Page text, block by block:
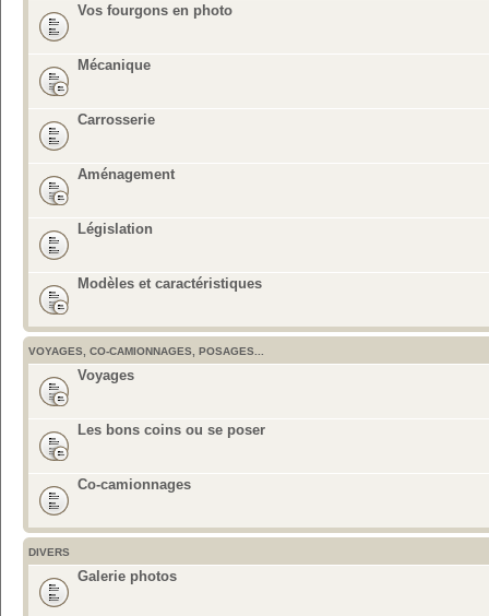
Vos fourgons en photo
Mécanique
Carrosserie
Aménagement
Législation
Modèles et caractéristiques
VOYAGES, CO-CAMIONNAGES, POSAGES...
Voyages
Les bons coins ou se poser
Co-camionnages
DIVERS
Galerie photos